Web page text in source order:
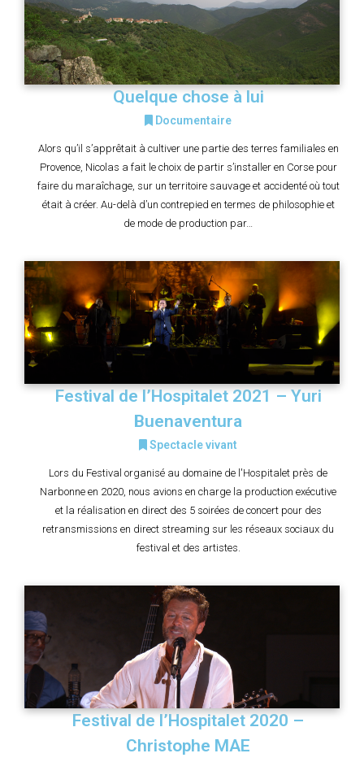
Quelque chose à lui
Documentaire
Alors qu’il s’apprêtait à cultiver une partie des terres familiales en
Provence, Nicolas a fait le choix de partir s’installer en Corse pour
faire du maraîchage, sur un territoire sauvage et accidenté où tout
était à créer. Au-delà d’un contrepied en termes de philosophie et
de mode de production par…
Festival de l’Hospitalet 2021 – Yuri
Buenaventura
Spectacle vivant
Lors du Festival organisé au domaine de l'Hospitalet près de
Narbonne en 2020, nous avions en charge la production exécutive
et la réalisation en direct des 5 soirées de concert pour des
retransmissions en direct streaming sur les réseaux sociaux du
festival et des artistes.
Festival de l’Hospitalet 2020 –
Christophe MAE